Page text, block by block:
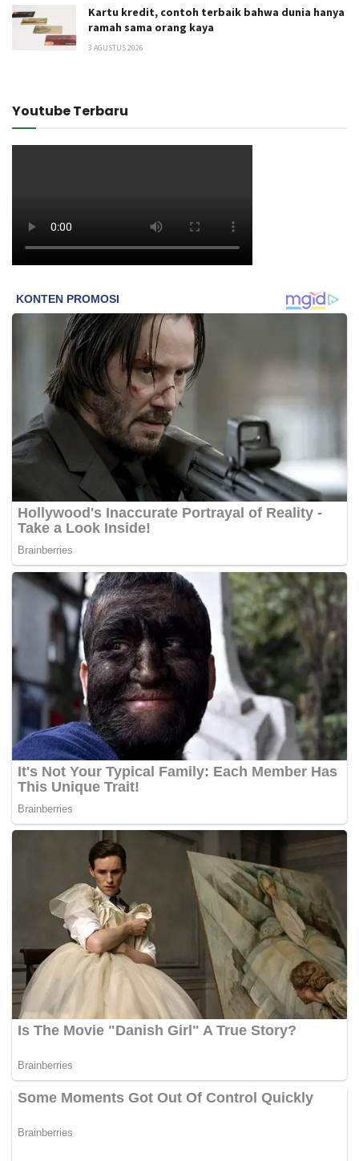
Kartu kredit, contoh terbaik bahwa dunia hanya
ramah sama orang kaya
3 AGUSTUS 2026
Youtube Terbaru